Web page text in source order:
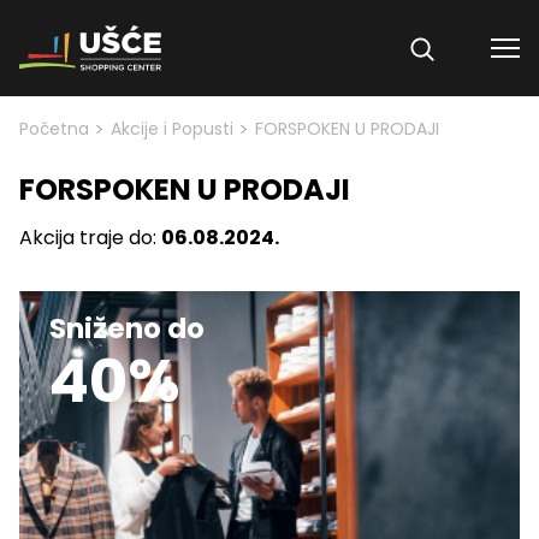
Skip to content
Početna > Akcije i Popusti > FORSPOKEN U PRODAJI
FORSPOKEN U PRODAJI
Akcija traje do: 06.08.2024.
Sniženo do
40%